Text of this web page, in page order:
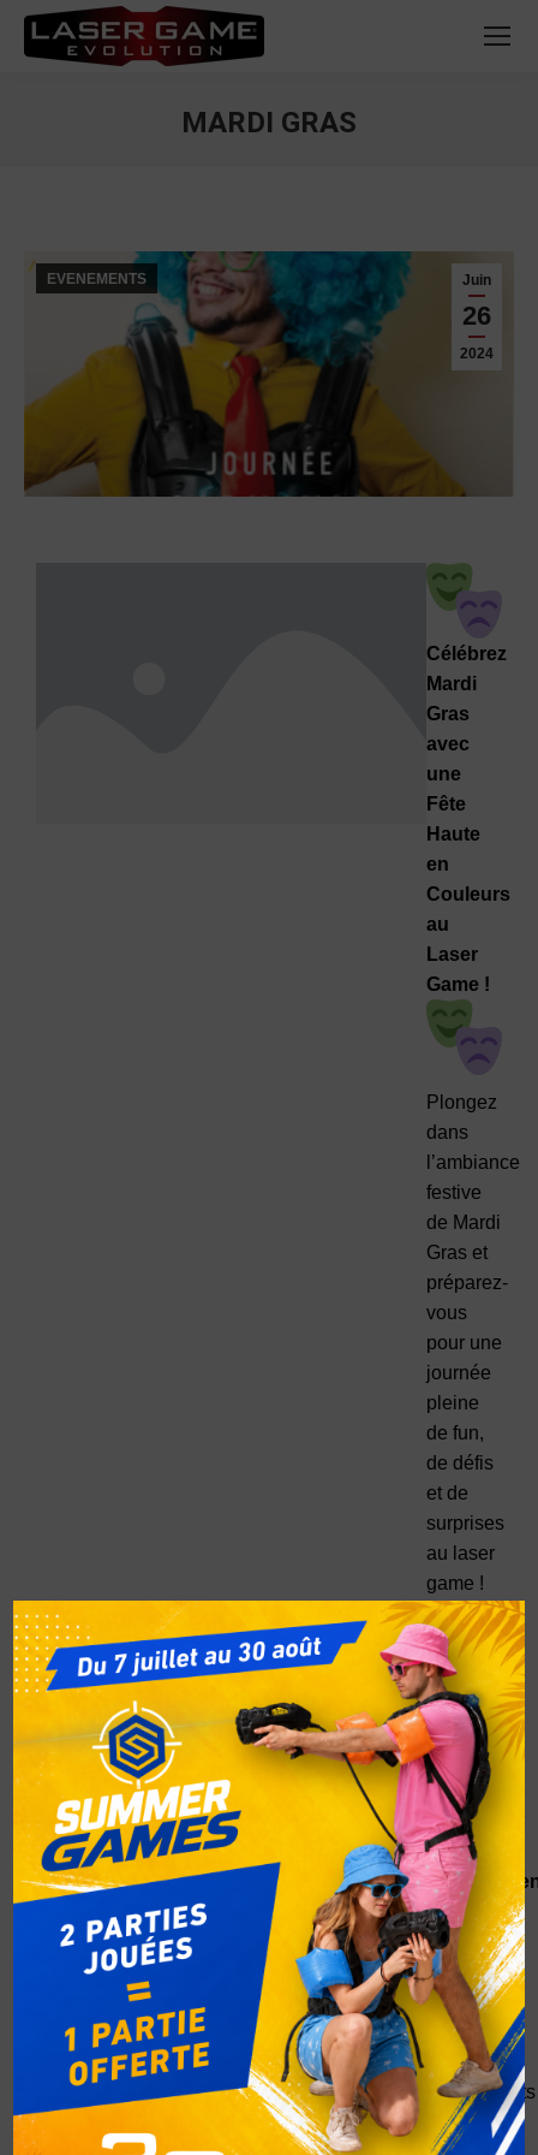
MARDI GRAS
Juin
26
2024
EVENEMENTS
Célébrez
Mardi
Gras
avec
une
Fête
Haute
en
Couleurs
au
Laser
Game !
Plongez
dans
l’ambiance
festive
de Mardi
Gras et
préparez-
vous
pour une
journée
pleine
de fun,
de défis
et de
surprises
au laser
game !
Venez
déguisés
et vivez
une
expérience
inoubliable.
et
Masques
: Enfilez
vos
costumes
les plus
extravagants